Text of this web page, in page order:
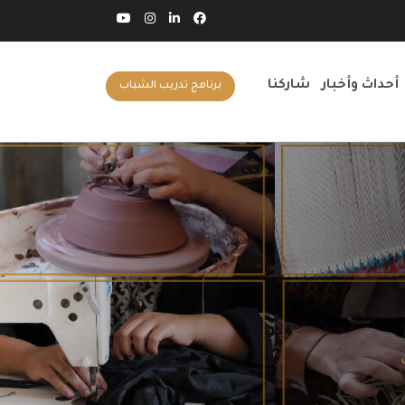
أحداث وأخبار شاركنا برنامج تدريب الشباب